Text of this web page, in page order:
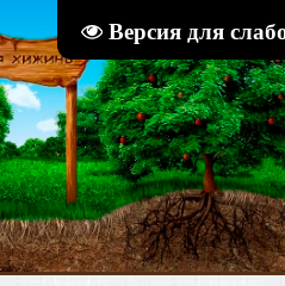
Версия для